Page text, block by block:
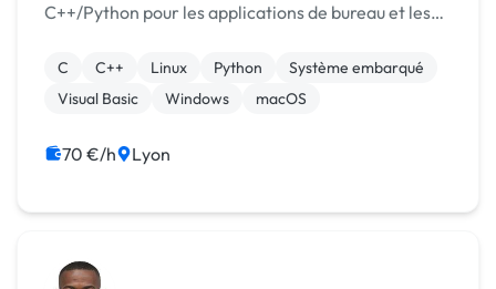
C++/Python pour les applications de bureau et les
projets technologiques aussi excitants que possible !
💻...
C C++ Linux Python
Système embarqué
Visual Basic
Windows macOS
70 €/h Lyon